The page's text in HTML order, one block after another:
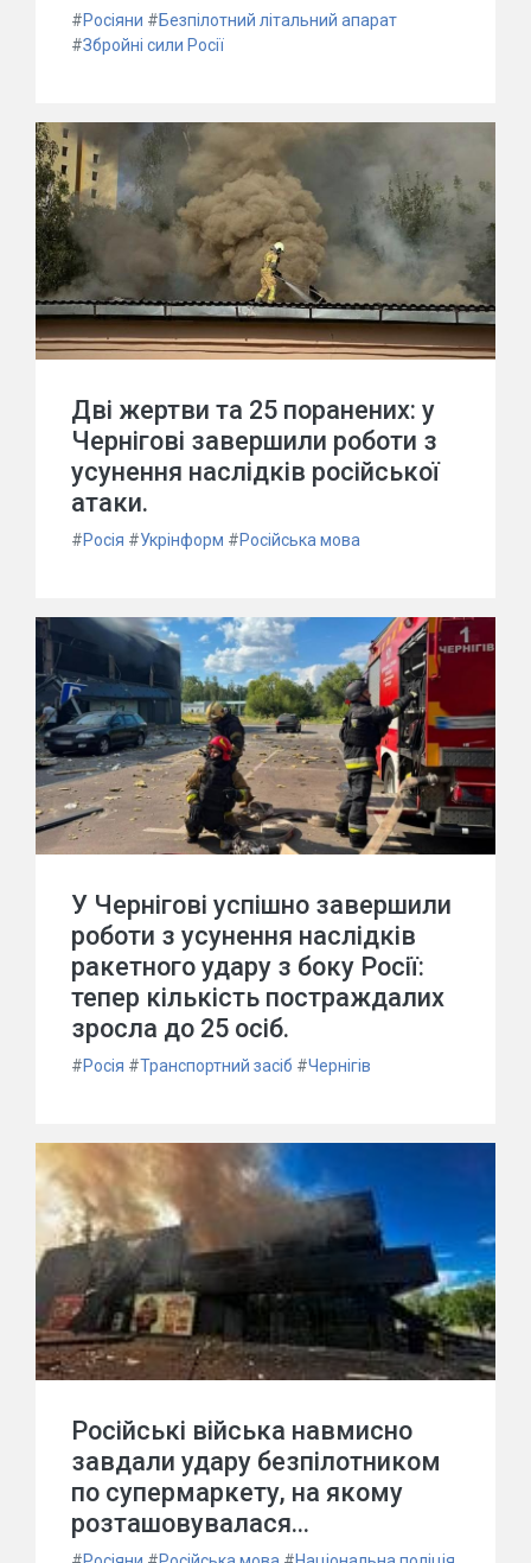
#Росіяни #Безпілотний літальний апарат
#Збройні сили Росії
Дві жертви та 25 поранених: у
Чернігові завершили роботи з
усунення наслідків російської
атаки.
#Росія #Укрінформ #Російська мова
У Чернігові успішно завершили
роботи з усунення наслідків
ракетного удару з боку Росії:
тепер кількість постраждалих
зросла до 25 осіб.
#Росія #Транспортний засіб #Чернігів
Російські війська навмисно
завдали удару безпілотником
по супермаркету, на якому
розташовувалася...